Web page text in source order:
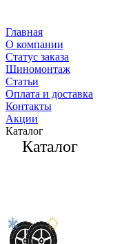
Главная
О компании
Статус заказа
Шиномонтаж
Статьи
Оплата и доставка
Контакты
Акции
Каталог
Каталог